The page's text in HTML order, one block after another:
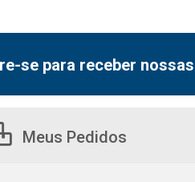
se para receber
Meus Pedidos